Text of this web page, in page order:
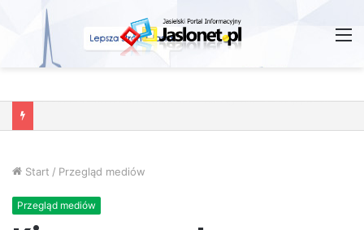
Start / Przegląd mediów
Przegląd mediów